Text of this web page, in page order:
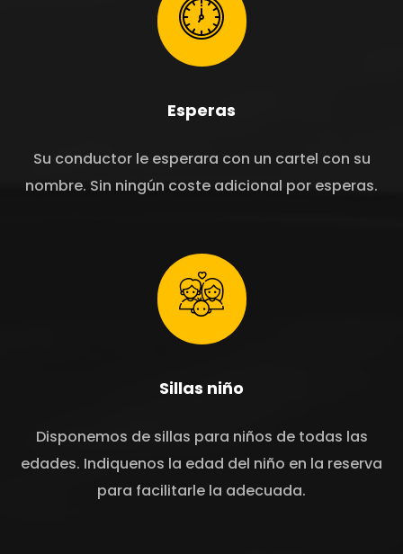
Esperas
Su conductor le esperara con un cartel con su
nombre. Sin ningún coste adicional por esperas.
Sillas niño
Disponemos de sillas para niños de todas las
edades. Indiquenos la edad del niño en la reserva
para facilitarle la adecuada.